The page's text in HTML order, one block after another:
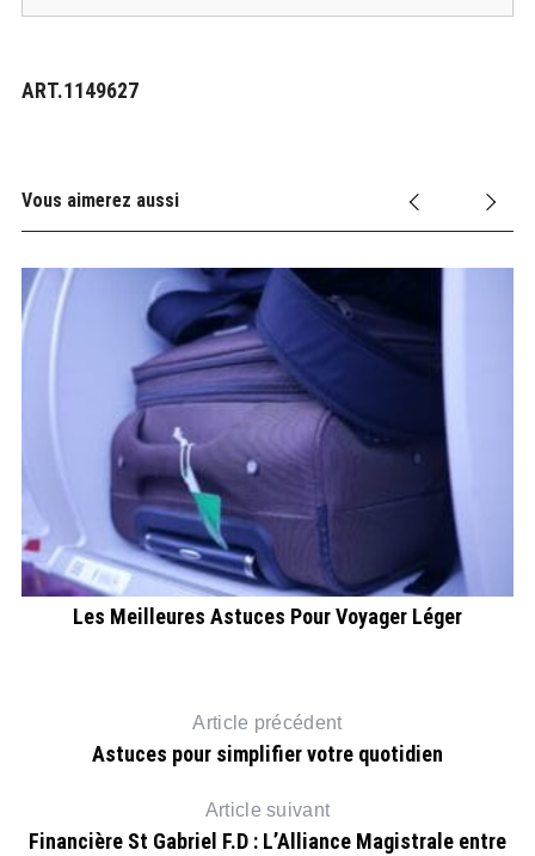
ART.1149627
Vous aimerez aussi
Les Meilleures Astuces Pour Voyager Léger
Article précédent
Astuces pour simplifier votre quotidien
Article suivant
Financière St Gabriel F.D : L’Alliance Magistrale entre